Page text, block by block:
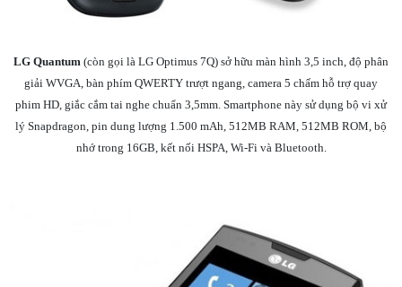
LG Quantum (còn gọi là LG Optimus 7Q) sở hữu màn hình 3,5 inch, độ phân
giải WVGA, bàn phím QWERTY trượt ngang, camera 5 chấm hỗ trợ quay
phim HD, giắc cắm tai nghe chuẩn 3,5mm. Smartphone này sử dụng bộ vi xử
lý Snapdragon, pin dung lượng 1.500 mAh, 512MB RAM, 512MB ROM, bộ
nhớ trong 16GB, kết nối HSPA, Wi-Fi và Bluetooth.